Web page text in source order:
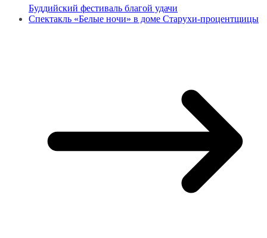
Буддийский фестиваль благой удачи
Спектакль «Белые ночи» в доме Старухи-процентщицы